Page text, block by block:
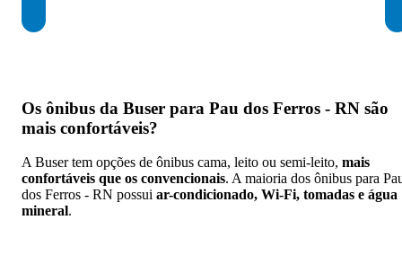
Os ônibus da Buser para Pau dos Ferros - RN são
mais confortáveis?
A Buser tem opções de ônibus cama, leito ou semi-leito, mais
confortáveis que os convencionais. A maioria dos ônibus para
dos Ferros - RN possui ar-condicionado, Wi-Fi, tomadas e água
mineral.